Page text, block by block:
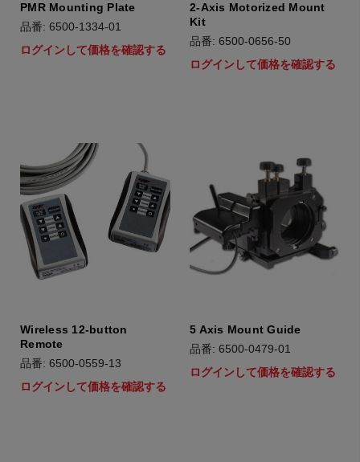
PMR Mounting Plate
品番: 6500-1334-01
ログインして価格を確認する
2-Axis Motorized Mount
Kit
品番: 6500-0656-50
ログインして価格を確認する
Wireless 12-button
Remote
品番: 6500-0559-13
ログインして価格を確認する
5 Axis Mount Guide
品番: 6500-0479-01
ログインして価格を確認する